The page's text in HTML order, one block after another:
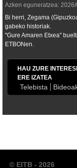
Azken eguneratzea:
Bi herri, Zegama
gabeko historiak.
"Gure Amaren Etxea"
ETBONen.
HAU ZURE
ERE IZATEA
Telebista
© EITB - 2026